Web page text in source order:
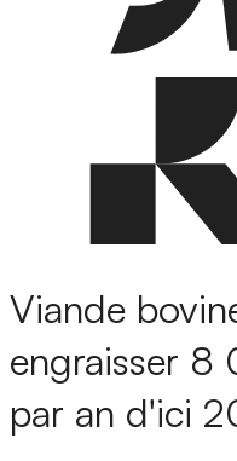
Viande
engraisser
par an d'ici